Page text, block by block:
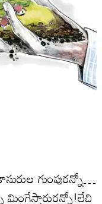
గుంపురన్నో…